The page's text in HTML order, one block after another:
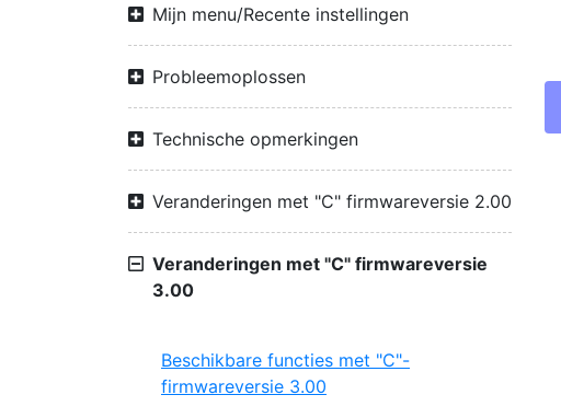
Mijn menu/Recente instellingen
Probleemoplossen
Technische opmerkingen
Veranderingen met "C" firmwareversie 2.00
Veranderingen met "C" firmwareversie
3.00
Beschikbare functies met "C"-
firmwareversie 3.00